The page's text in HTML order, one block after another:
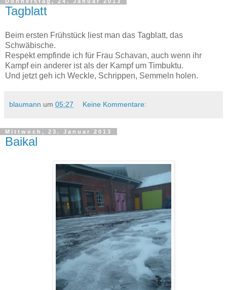
Tagblatt
Beim ersten Frühstück liest man das Tagblatt, das
Schwäbische.
Respekt empfinde ich für Frau Schavan, auch wenn ihr
Kampf ein anderer ist als der Kampf um Timbuktu.
Und jetzt geh ich Weckle, Schrippen, Semmeln holen.
blaumann um 05:27 Keine Kommentare:
Mittwoch, 23. Januar 2013
Baikal